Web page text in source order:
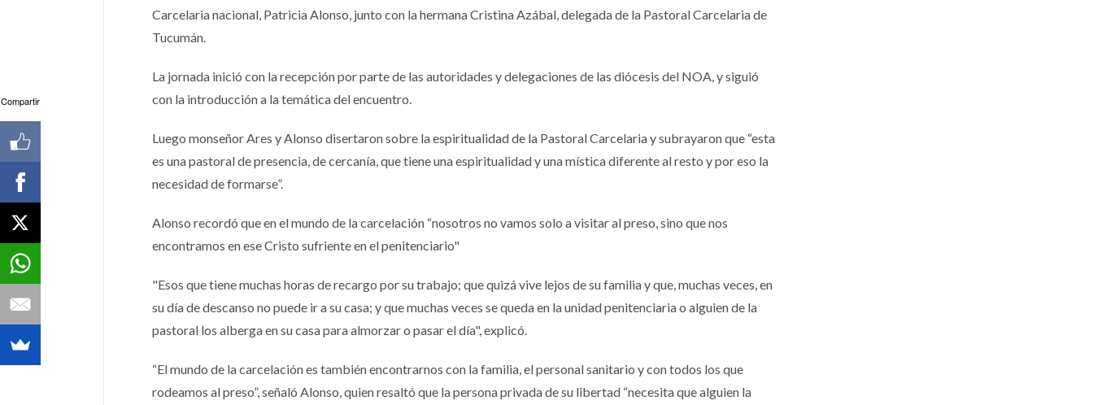
Carcelaria nacional, Patricia Alonso, junto con la hermana Cristina Azábal, delegada de la Pastoral Carcelaria de
Tucumán.
La jornada inició con la recepción por parte de las autoridades y delegaciones de las diócesis del NOA, y siguió
con la introducción a la temática del encuentro.
Luego monseñor Ares y Alonso disertaron sobre la espiritualidad de la Pastoral Carcelaria y subrayaron que “esta
es una pastoral de presencia, de cercanía, que tiene una espiritualidad y una mística diferente al resto y por eso la
necesidad de formarse”.
Alonso recordó que en el mundo de la carcelación “nosotros no vamos solo a visitar al preso, sino que nos
encontramos en ese Cristo sufriente en el penitenciario"
"Esos que tiene muchas horas de recargo por su trabajo; que quizá vive lejos de su familia y que, muchas veces, en
su día de descanso no puede ir a su casa; y que muchas veces se queda en la unidad penitenciaria o alguien de la
pastoral los alberga en su casa para almorzar o pasar el día", explicó.
“El mundo de la carcelación es también encontrarnos con la familia, el personal sanitario y con todos los que
rodeamos al preso”, señaló Alonso, quien resaltó que la persona privada de su libertad “necesita que alguien la
Compartir